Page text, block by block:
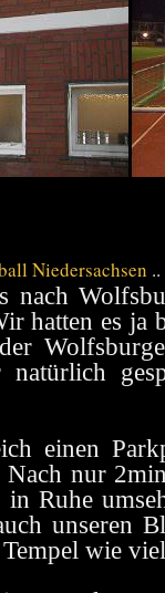
Niedersachsen ..
nach
hatten es
einen
nur
Ruhe
unseren
wie